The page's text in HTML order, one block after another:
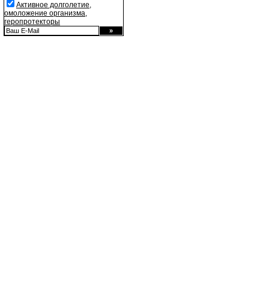
Активное долголетие,
омоложение организма,
геропротекторы